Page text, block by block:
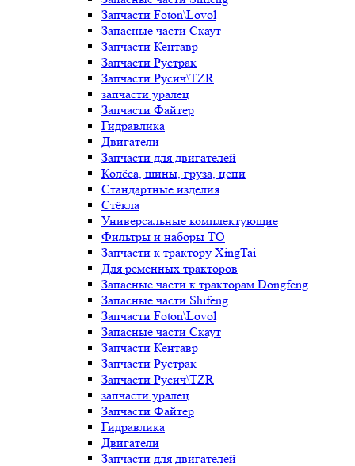
Запчасти Foton\Lovol
Запасные части Скаут
Запчасти Кентавр
Запчасти Рустрак
Запчасти Русич\TZR
запчасти уралец
Запчасти Файтер
Гидравлика
Двигатели
Запчасти для двигателей
Колёса, шины, груза, цепи
Стандартные изделия
Стёкла
Универсальные комплектующие
Фильтры и наборы ТО
Запчасти к трактору XingTai
Для ременных тракторов
Запасные части к тракторам Dongfeng
Запасные части Shifeng
Запчасти Foton\Lovol
Запасные части Скаут
Запчасти Кентавр
Запчасти Рустрак
Запчасти Русич\TZR
запчасти уралец
Запчасти Файтер
Гидравлика
Двигатели
Запчасти для двигателей